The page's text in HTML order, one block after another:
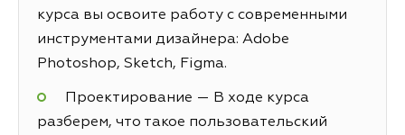
курса вы освоите работу с современными
инструментами дизайнера: Adobe
Photoshop, Sketch, Figma.
Проектирование — В ходе курса
разберем, что такое пользовательский